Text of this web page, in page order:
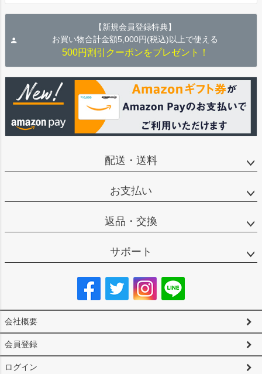
【新規会員登録特典】
お買い物合計金額5,000円(税込)以上で使える
500円割引クーポンをプレゼント！
配送・送料
お支払い
返品・交換
サポート
会社概要
会員登録
ログイン